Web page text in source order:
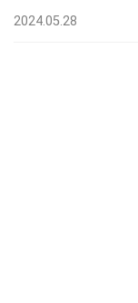
2024.05.28